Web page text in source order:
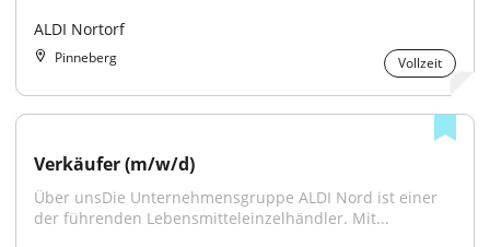
ALDI Nortorf
Pinneberg Vollzeit
Verkäufer (m/w/d)
Über unsDie Unternehmensgruppe ALDI Nord ist einer
der führenden Lebensmitteleinzelhändler. Mit...